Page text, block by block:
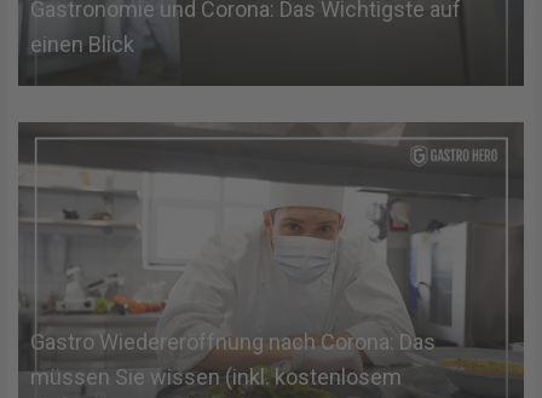
Gastronomie und Corona: Das Wichtigste auf
einen Blick
Gastro Wiedereröffnung nach Corona: Das
müssen Sie wissen (inkl. kostenlosem